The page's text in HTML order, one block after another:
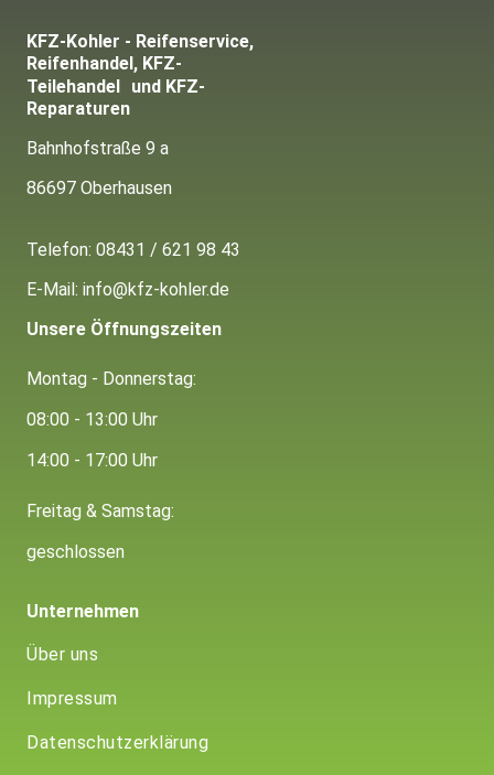
KFZ-Kohler - Reifenservice,
Reifenhandel, KFZ-
Teilehandel und KFZ-
Reparaturen
Bahnhofstraße 9 a
86697 Oberhausen
Telefon: 08431 / 621 98 43
E-Mail: info@kfz-kohler.de
Unsere Öffnungszeiten
Montag - Donnerstag:
08:00 - 13:00 Uhr
14:00 - 17:00 Uhr
Freitag & Samstag:
geschlossen
Unternehmen
Über uns
Impressum
Datenschutzerklärung